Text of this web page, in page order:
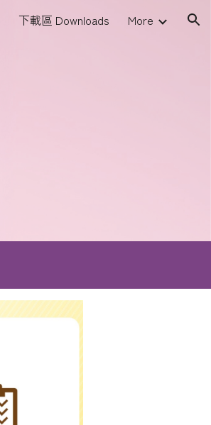
下載區 Downloads More